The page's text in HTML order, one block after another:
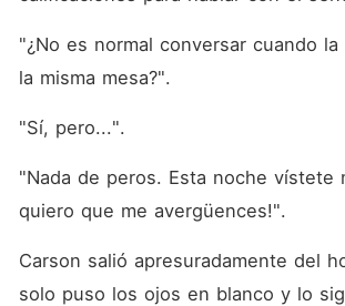
"¿No es normal conversar cuando
la misma mesa?".
"Sí, pero...".
"Nada de peros. Esta noche vístete
quiero que me avergüences!".
Carson salió apresuradamente del
solo puso los ojos en blanco y lo